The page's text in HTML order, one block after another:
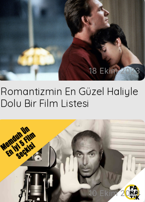
18 Ekim 2023
Romantizmin En Güzel Haliyle
Dolu Bir Film Listesi
10 Ekim 2023